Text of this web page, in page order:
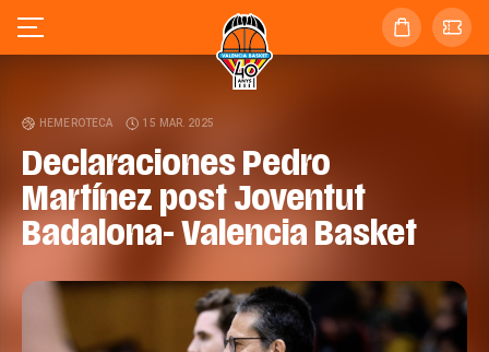
HEMEROTECA 15 MAR. 2025
Declaraciones Pedro
Martínez post Joventut
Badalona- Valencia Basket